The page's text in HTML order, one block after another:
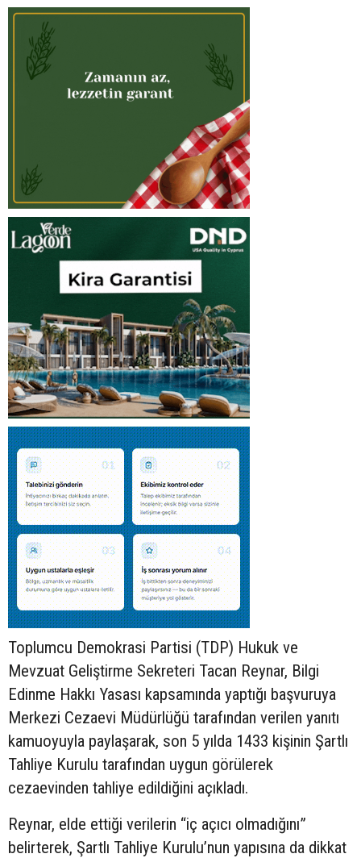
Toplumcu Demokrasi Partisi (TDP) Hukuk ve
Mevzuat Geliştirme Sekreteri Tacan Reynar, Bilgi
Edinme Hakkı Yasası kapsamında yaptığı başvuruya
Merkezi Cezaevi Müdürlüğü tarafından verilen yanıtı
kamuoyuyla paylaşarak, son 5 yılda 1433 kişinin Şartlı
Tahliye Kurulu tarafından uygun görülerek
cezaevinden tahliye edildiğini açıkladı.
Reynar, elde ettiği verilerin “iç açıcı olmadığını”
belirterek, Şartlı Tahliye Kurulu’nun yapısına da dikkat